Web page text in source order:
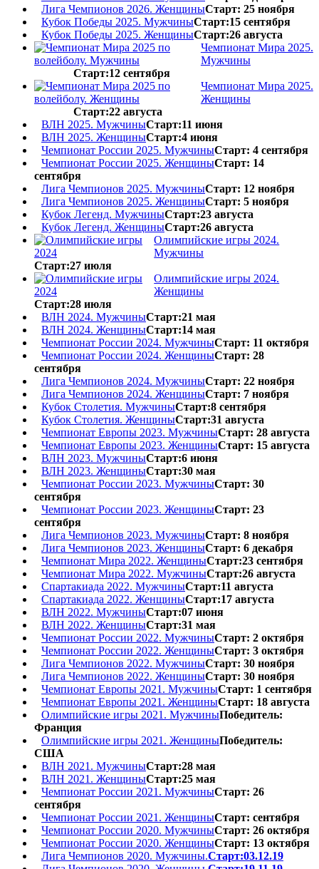
Лига Чемпионов 2026. ЖенщиныСтарт: 25 ноября
Кубок Победы 2025. МужчиныСтарт:15 сентября
Кубок Победы 2025. ЖенщиныСтарт:26 августа
Чемпионат Мира 2025.
Мужчины
Старт:12 сентября
Чемпионат Мира 2025.
Женщины
Старт:22 августа
ВЛН 2025. МужчиныСтарт:11 июня
ВЛН 2025. ЖенщиныСтарт:4 июня
Чемпионат России 2025. МужчиныСтарт: 4 сентября
Чемпионат России 2025. ЖенщиныСтарт: 14
сентября
Лига Чемпионов 2025. МужчиныСтарт: 12 ноября
Лига Чемпионов 2025. ЖенщиныСтарт: 5 ноября
Кубок Легенд. МужчиныСтарт:23 августа
Кубок Легенд. ЖенщиныСтарт:26 августа
Олимпийские игры 2024.
Мужчины
Старт:27 июля
Олимпийские игры 2024.
Женщины
Старт:28 июля
ВЛН 2024. МужчиныСтарт:21 мая
ВЛН 2024. ЖенщиныСтарт:14 мая
Чемпионат России 2024. МужчиныСтарт: 11 октября
Чемпионат России 2024. ЖенщиныСтарт: 28
сентября
Лига Чемпионов 2024. МужчиныСтарт: 22 ноября
Лига Чемпионов 2024. ЖенщиныСтарт: 7 ноября
Кубок Столетия. МужчиныСтарт:8 сентября
Кубок Столетия. ЖенщиныСтарт:31 августа
Чемпионат Европы 2023. МужчиныСтарт: 28 августа
Чемпионат Европы 2023. ЖенщиныСтарт: 15 августа
ВЛН 2023. МужчиныСтарт:6 июня
ВЛН 2023. ЖенщиныСтарт:30 мая
Чемпионат России 2023. МужчиныСтарт: 30
сентября
Чемпионат России 2023. ЖенщиныСтарт: 23
сентября
Лига Чемпионов 2023. МужчиныСтарт: 8 ноября
Лига Чемпионов 2023. ЖенщиныСтарт: 6 декабря
Чемпионат Мира 2022. ЖенщиныСтарт:23 сентября
Чемпионат Мира 2022. МужчиныСтарт:26 августа
Спартакиада 2022. МужчиныСтарт:11 августа
Спартакиада 2022. ЖенщиныСтарт:17 августа
ВЛН 2022. МужчиныСтарт:07 июня
ВЛН 2022. ЖенщиныСтарт:31 мая
Чемпионат России 2022. МужчиныСтарт: 2 октября
Чемпионат России 2022. ЖенщиныСтарт: 3 октября
Лига Чемпионов 2022. МужчиныСтарт: 30 ноября
Лига Чемпионов 2022. ЖенщиныСтарт: 30 ноября
Чемпионат Европы 2021. МужчиныСтарт: 1 сентября
Чемпионат Европы 2021. ЖенщиныСтарт: 18 августа
Олимпийские игры 2021. МужчиныПобедитель:
Франция
Олимпийские игры 2021. ЖенщиныПобедитель:
США
ВЛН 2021. МужчиныСтарт:28 мая
ВЛН 2021. ЖенщиныСтарт:25 мая
Чемпионат России 2021. МужчиныСтарт: 26
сентября
Чемпионат России 2021. ЖенщиныСтарт: сентября
Чемпионат России 2020. МужчиныСтарт: 26 октября
Чемпионат России 2020. ЖенщиныСтарт: 13 октября
Лига Чемпионов 2020. Мужчины.Старт:03.12.19